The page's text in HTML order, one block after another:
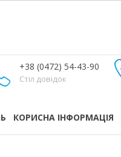
+38 (0472) 54-43-90
Стіл довідок
КОРИСНА ІНФОРМАЦІЯ